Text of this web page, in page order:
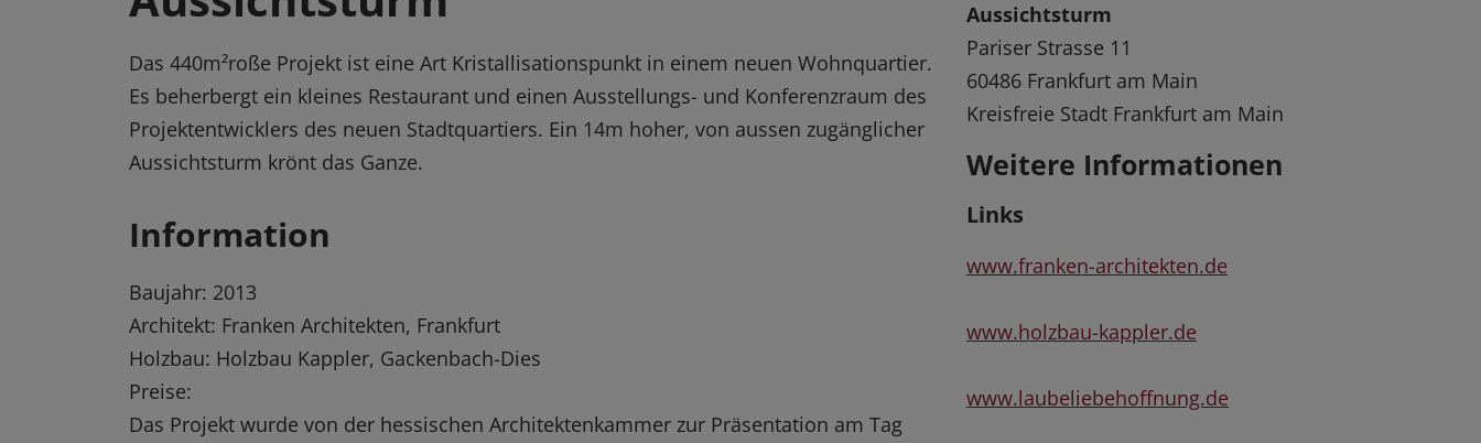
Das 440m²roße Projekt ist eine Art Kristallisationspunkt in einem neuen Wohnquartier.
Es beherbergt ein kleines Restaurant und einen Ausstellungs- und Konferenzraum des
Projektentwicklers des neuen Stadtquartiers. Ein 14m hoher, von aussen zugänglicher
Aussichtsturm krönt das Ganze.
Information
Baujahr: 2013
Architekt: Franken Architekten, Frankfurt
Holzbau: Holzbau Kappler, Gackenbach-Dies
Preise:
Das Projekt wurde von der hessischen Architektenkammer zur Präsentation am Tag
Aussichtsturm
Pariser Strasse 11
60486 Frankfurt am Main
Kreisfreie Stadt Frankfurt am Main
Weitere Informationen
Links
www.franken-architekten.de
www.holzbau-kappler.de
www.laubeliebehoffnung.de